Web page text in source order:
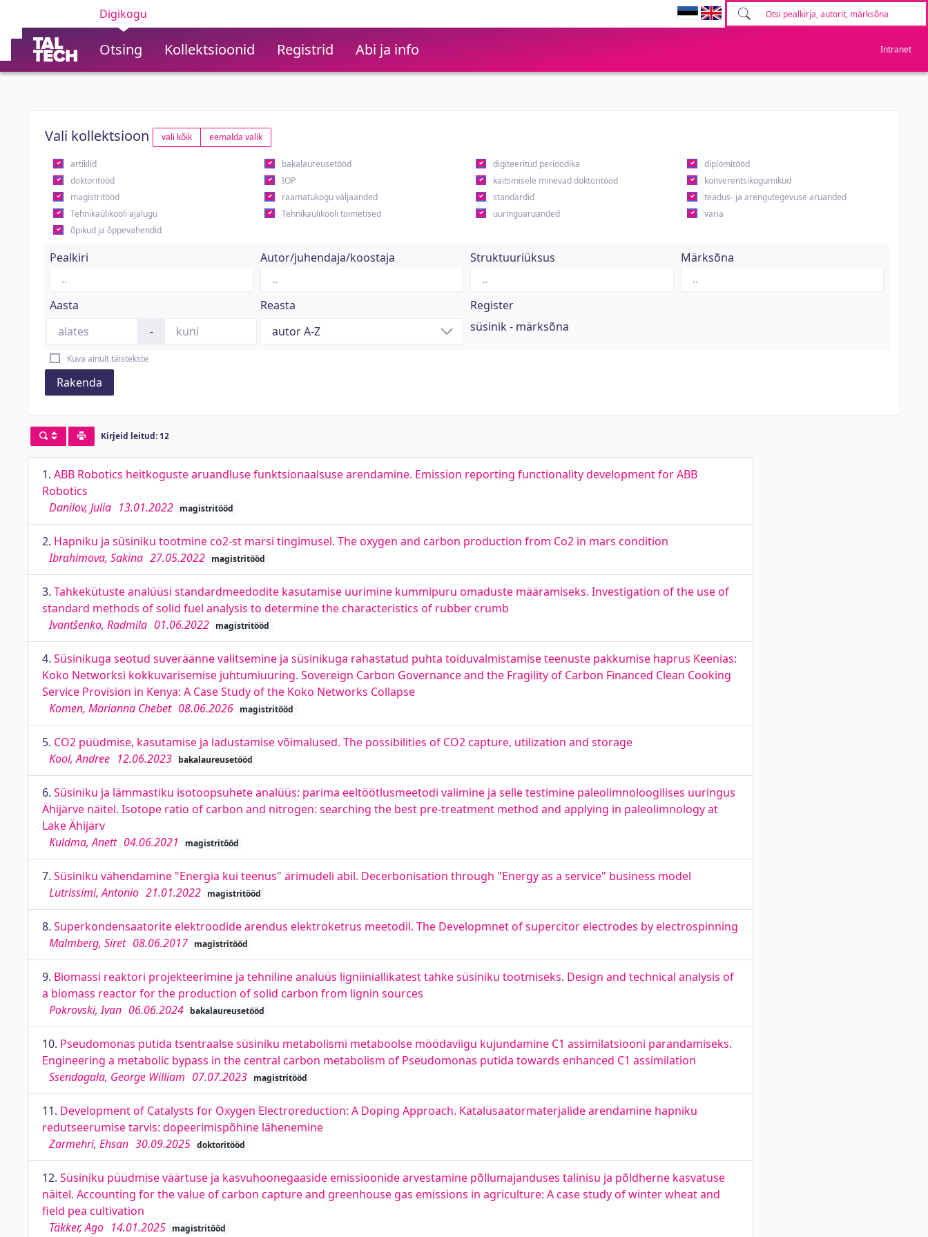
Digikogu
Otsing Kollektsioonid Registrid Abi ja info Intranet
Vali kollektsioon vali kõik eemalda valik
artiklid bakalaureusetööd digiteeritud perioodika
diplomitööd
doktoritööd
IOP kaitsmisele minevad doktoritööd
konverentsikogumikud
magistritööd
raamatukogu väljaanded standardid
teadus- ja arengutegevuse aruanded
Tehnikaülikooli ajalugu
Tehnikaülikooli toimetised uuringuaruanded
varia
õpikud ja õppevahendid
Pealkiri Autor/juhendaja/koostaja Struktuuriüksus Märksõna
Aasta
-
Reasta
Register
süsinik - märksõna
Kuva ainult täistekste
Rakenda
Kirjeid leitud: 12
1. ABB Robotics heitkoguste aruandluse funktsionaalsuse arendamine. Emission reporting functionality development for ABB
Robotics
Danilov, Julia 13.01.2022 magistritööd
2. Hapniku ja süsiniku tootmine co2-st marsi tingimusel. The oxygen and carbon production from Co2 in mars condition
Ibrahimova, Sakina 27.05.2022 magistritööd
3. Tahkekütuste analüüsi standardmeedodite kasutamise uurimine kummipuru omaduste määramiseks. Investigation of the use of
standard methods of solid fuel analysis to determine the characteristics of rubber crumb
Ivantšenko, Radmila 01.06.2022 magistritööd
4. Süsinikuga seotud suveräänne valitsemine ja süsinikuga rahastatud puhta toiduvalmistamise teenuste pakkumise haprus Keenias:
Koko Networksi kokkuvarisemise juhtumiuuring. Sovereign Carbon Governance and the Fragility of Carbon Financed Clean Cooking
Service Provision in Kenya: A Case Study of the Koko Networks Collapse
Komen, Marianna Chebet 08.06.2026 magistritööd
5. CO2 püüdmise, kasutamise ja ladustamise võimalused. The possibilities of CO2 capture, utilization and storage
Kool, Andree 12.06.2023 bakalaureusetööd
6. Süsiniku ja lämmastiku isotoopsuhete analüüs: parima eeltöötlusmeetodi valimine ja selle testimine paleolimnoloogilises uuringus
Ähijärve näitel. Isotope ratio of carbon and nitrogen: searching the best pre-treatment method and applying in paleolimnology at
Lake Ähijärv
Kuldma, Anett 04.06.2021 magistritööd
7. Süsiniku vähendamine "Energia kui teenus" ärimudeli abil. Decerbonisation through "Energy as a service" business model
Lutrissimi, Antonio 21.01.2022 magistritööd
8. Superkondensaatorite elektroodide arendus elektroketrus meetodil. The Developmnet of supercitor electrodes by electrospinning
Malmberg, Siret 08.06.2017 magistritööd
9. Biomassi reaktori projekteerimine ja tehniline analüüs ligniiniallikatest tahke süsiniku tootmiseks. Design and technical analysis of
a biomass reactor for the production of solid carbon from lignin sources
Pokrovski, Ivan 06.06.2024 bakalaureusetööd
10. Pseudomonas putida tsentraalse süsiniku metabolismi metaboolse möödaviigu kujundamine C1 assimilatsiooni parandamiseks.
Engineering a metabolic bypass in the central carbon metabolism of Pseudomonas putida towards enhanced C1 assimilation
Ssendagala, George William 07.07.2023 magistritööd
11. Development of Catalysts for Oxygen Electroreduction: A Doping Approach. Katalüsaatormaterjalide arendamine hapniku
redutseerumise tarvis: dopeerimispõhine lähenemine
Zarmehri, Ehsan 30.09.2025 doktoritööd
12. Süsiniku püüdmise väärtuse ja kasvuhoonegaaside emissioonide arvestamine põllumajanduses talinisu ja põldherne kasvatuse
näitel. Accounting for the value of carbon capture and greenhouse gas emissions in agriculture: A case study of winter wheat and
field pea cultivation
Täkker, Ago 14.01.2025 magistritööd